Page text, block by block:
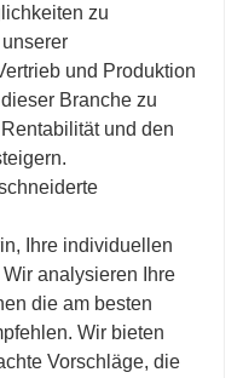
zu
und Produktion
Branche zu
und den
Ihre individuellen
analysieren Ihre
die am besten
Wir bieten
Vorschläge, die